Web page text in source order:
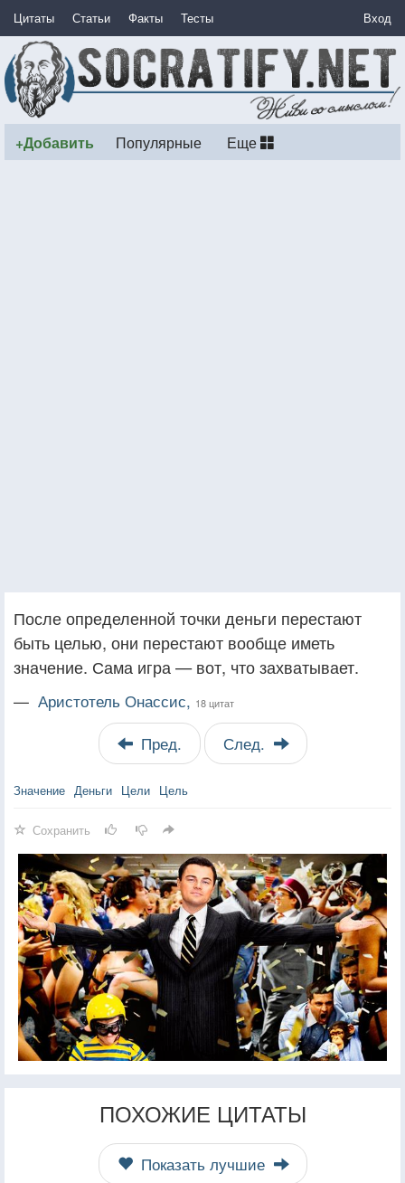
Цитаты Статьи Факты Тесты Вход
+Добавить Популярные Еще
После определенной точки деньги перестают
быть целью, они перестают вообще иметь
значение. Сама игра — вот, что захватывает.
— Аристотель Онассис, 18 цитат
Пред. След.
Значение Деньги Цели Цель
Сохранить
ПОХОЖИЕ ЦИТАТЫ
Показать лучшие